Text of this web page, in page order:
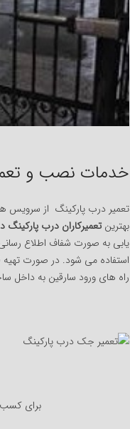
خدمات نصب و
تعمیر درب پارکینگ از سرویس
بهترین تعمیرکاران درب
یابی به صورت شفاف اطلاع
استفاده می شود. در صورت تهیه
راه های ورود سارقین به داخل
برای کسب